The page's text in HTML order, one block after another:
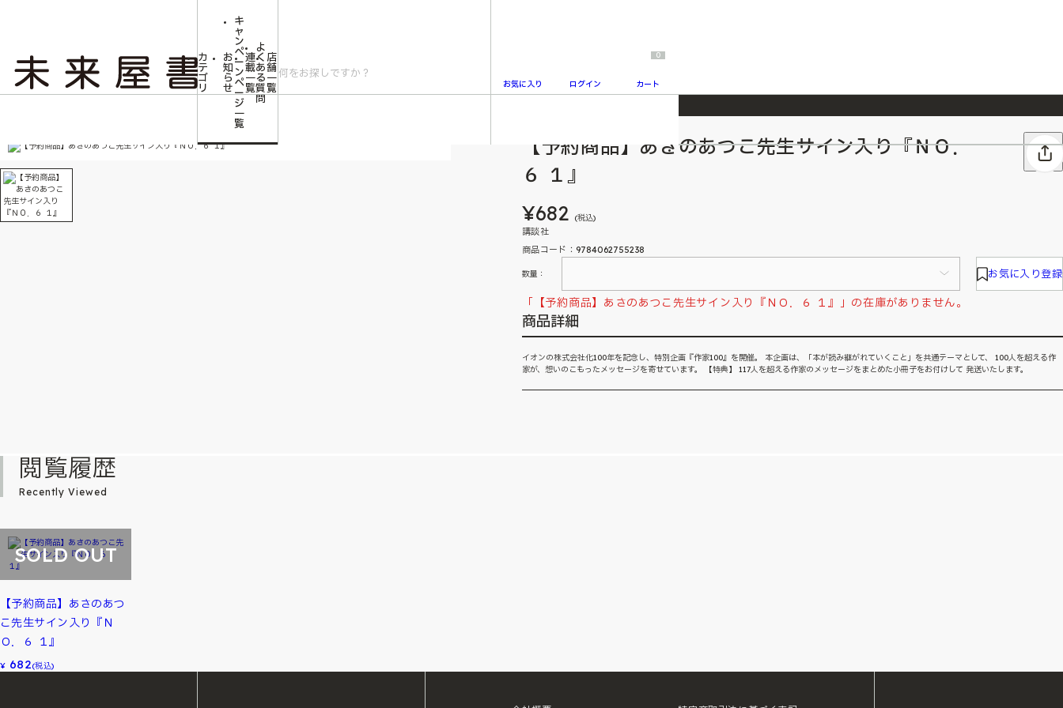
2026/7/23 『ONE PIECE magazine 021 ONE PIECEカード付き同梱版』発売延期のご案内
カ
テ
ゴ
リ
お
知
ら
せ
キ
ャ
ン
ペ
ー
ン
ペ
ー
ジ
一
覧
連
載
一
覧
よ
く
あ
る
質
問
店
舗
一
覧
お気に入り ログイン
0
カート
【予約商品】あさのあつこ先生サイン入り『ＮＯ．６ １』
【予約商品】あさのあつこ先生サイン入り『ＮＯ．
６ １』
¥682 (税込)
講談社
商品コード：9784062755238
数量： お気に入り登録
「【予約商品】あさのあつこ先生サイン入り『ＮＯ．６ １』」の在庫がありません。
商品詳細
イオンの株式会社化100年を記念し、特別企画『作家100』を開催。 本企画は、「本が読み継がれていくこと」を共通テーマとして、 100人を超える作
家が、想いのこもったメッセージを寄せています。 【特典】 117人を超える作家のメッセージをまとめた小冊子をお付けして 発送いたします。
閲覧履歴
Recently Viewed
SOLD OUT
【予約商品】あさのあつ
こ先生サイン入り『Ｎ
Ｏ．６ １』
¥ 682(税込)